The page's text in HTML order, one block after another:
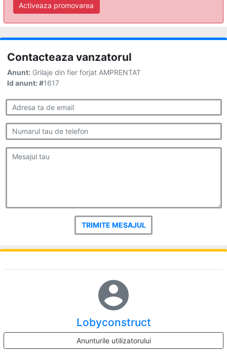
Activeaza promovarea
Contacteaza vanzatorul
Anunt: Grilaje din fier forjat AMPRENTAT
Id anunt: #1617
TRIMITE MESAJUL
account_circle
Lobyconstruct
Anunturile utilizatorului